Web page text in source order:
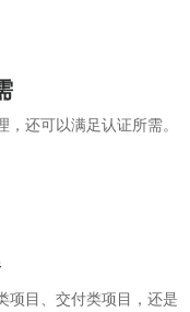
还可以满足认证所需。
项目、交付类项目，还是